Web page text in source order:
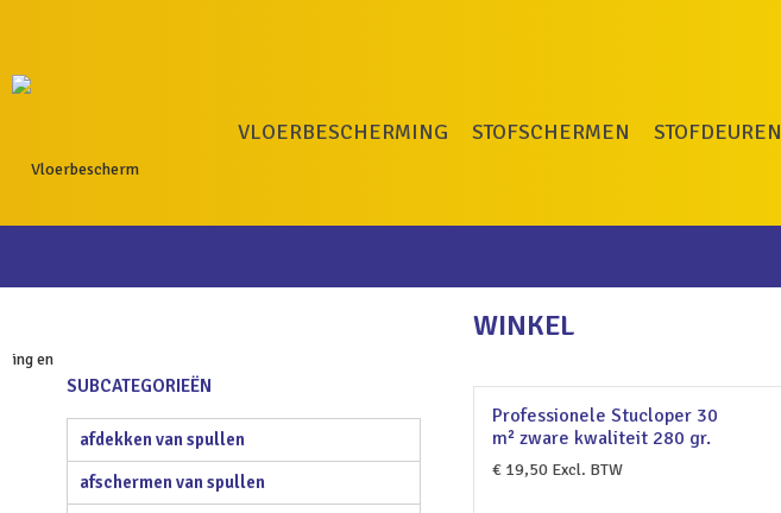
VLOERBESCHERMING STOFSCHERMEN STOFDEUREN
WINKEL
Professionele Stucloper 30
m² zware kwaliteit 280 gr.
€19,50Excl. BTW
SUBCATEGORIEËN
afdekken van spullen
afschermen van spullen